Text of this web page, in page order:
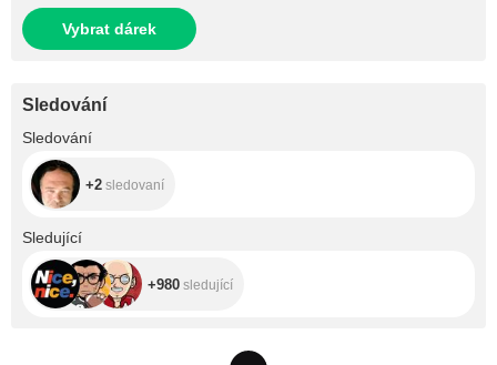
Vybrat dárek
Sledování
Sledování+2
+2 sledovaní
Sledující
+980 sledující